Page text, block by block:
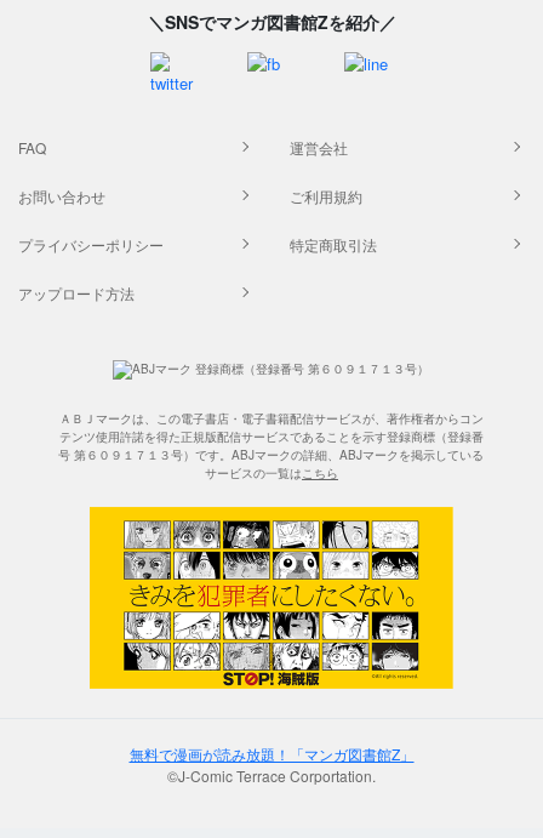
＼SNSでマンガ図書館Zを紹介／
FAQ 運営会社
お問い合わせ ご利用規約
プライバシーポリシー 特定商取引法
アップロード方法
ＡＢＪマークは、この電子書店・電子書籍配信サービスが、著作権者からコン
テンツ使用許諾を得た正規版配信サービスであることを示す登録商標（登録番
号 第６０９１７１３号）です。ABJマークの詳細、ABJマークを掲示している
サービスの一覧はこちら
無料で漫画が読み放題！「マンガ図書館Z」
©J-Comic Terrace Corportation.